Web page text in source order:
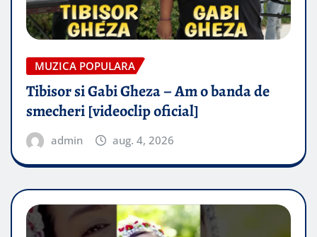
MUZICA POPULARA
Tibisor si Gabi Gheza – Am o banda de
smecheri [videoclip oficial]
admin aug. 4, 2026